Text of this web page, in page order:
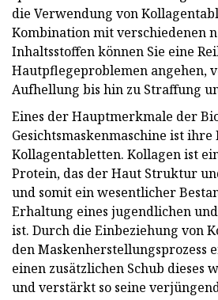
die Verwendung von
Kombination mit verschiedenen
Inhaltsstoffen können Sie eine
Hautpflegeproblemen angehen,
Aufhellung bis hin zu Straffung
Eines der Hauptmerkmale der
Gesichtsmaskenmaschine ist
Kollagentabletten. Kollagen ist
Protein, das der Haut Struktur
und somit ein wesentlicher
Erhaltung eines jugendlichen
ist. Durch die Einbeziehung von
den Maskenherstellungsprozess
einen zusätzlichen Schub dieses
und verstärkt so seine